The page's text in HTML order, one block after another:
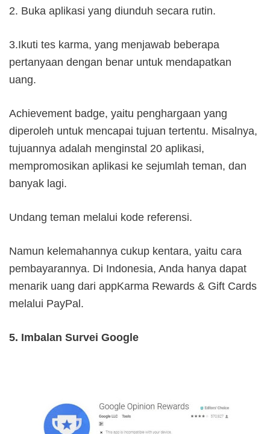
2. Buka aplikasi yang diunduh secara rutin.
3.Ikuti tes karma, yang menjawab beberapa
pertanyaan dengan benar untuk mendapatkan
uang.
Achievement badge, yaitu penghargaan yang
diperoleh untuk mencapai tujuan tertentu. Misalnya,
tujuannya adalah menginstal 20 aplikasi,
mempromosikan aplikasi ke sejumlah teman, dan
banyak lagi.
Undang teman melalui kode referensi.
Namun kelemahannya cukup kentara, yaitu cara
pembayarannya. Di Indonesia, Anda hanya dapat
menarik uang dari appKarma Rewards & Gift Cards
melalui PayPal.
5. Imbalan Survei Google